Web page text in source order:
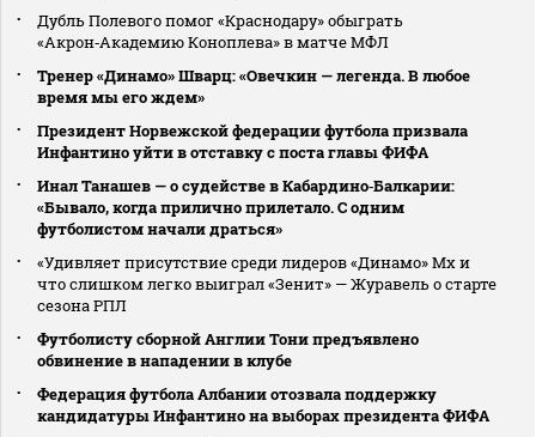
Дубль Полевого помог «Краснодару» обыграть
«Акрон‑Академию Коноплева» в матче МФЛ
Тренер «Динамо» Шварц: «Овечкин — легенда. В любое
время мы его ждем»
Президент Норвежской федерации футбола призвала
Инфантино уйти в отставку с поста главы ФИФА
Инал Танашев — о судействе в Кабардино‑Балкарии:
«Бывало, когда прилично прилетало. С одним
футболистом начали драться»
«Удивляет присутствие среди лидеров «Динамо» Мх и
что слишком легко выиграл «Зенит» — Журавель о старте
сезона РПЛ
Футболисту сборной Англии Тони предъявлено
обвинение в нападении в клубе
Федерация футбола Албании отозвала поддержку
кандидатуры Инфантино на выборах президента ФИФА